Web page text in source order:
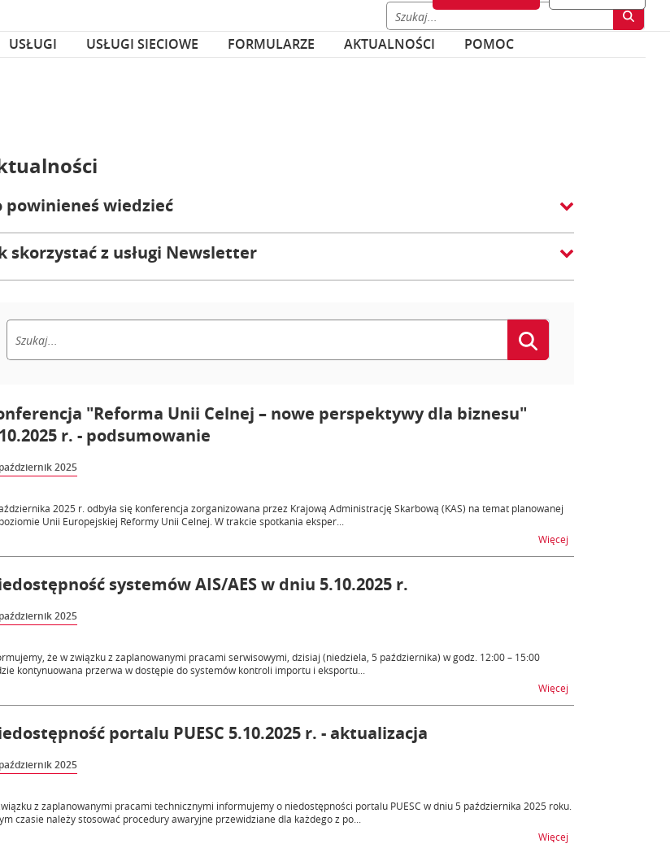
USŁUGI
USŁUGI SIECIOWE FORMULARZE AKTUALNOŚCI POMOC
powinieneś wiedzieć
skorzystać z usługi Newsletter
"Reforma Unii Celnej – nowe perspektywy dla biznesu"
r. - podsumowanie
2025
2025 r. odbyła się konferencja zorganizowana przez Krajową Administrację Skarbową (KAS) na temat planowanej
Unii Europejskiej Reformy Unii Celnej. W trakcie spotkania eksper...
Więcej
systemów AIS/AES w dniu 5.10.2025 r.
2025
że w związku z zaplanowanymi pracami serwisowymi, dzisiaj (niedziela, 5 października) w godz. 12:00 – 15:00
kontynuowana przerwa w dostępie do systemów kontroli importu i eksportu...
Więcej
portalu PUESC 5.10.2025 r. - aktualizacja
2025
z zaplanowanymi pracami technicznymi informujemy o niedostępności portalu PUESC w dniu 5 października 2025 roku.
czasie należy stosować procedury awaryjne przewidziane dla każdego z po...
Więcej